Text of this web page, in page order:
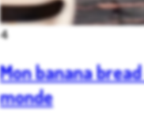
4
Mon banana
monde